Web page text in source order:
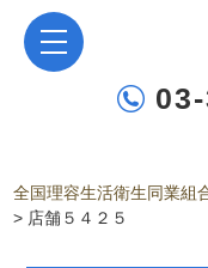
全国理容生活衛生同業組
> 店舗５４２５